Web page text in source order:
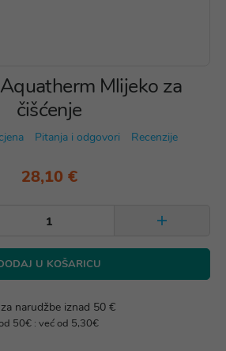
Mlijeko za
čišćenje
Pitanja i odgovori Recenzije
28,10 €
U KOŠARICU
narudžbe iznad 50 €
50€ : već od 5,30€